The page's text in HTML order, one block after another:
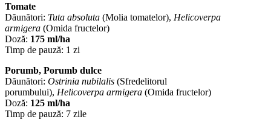
Tomate
Dăunători: Tuta absoluta (Molia tomatelor), Helicoverpa
armigera (Omida fructelor)
Doză: 175 ml/ha
Timp de pauză: 1 zi
Porumb, Porumb dulce
Dăunători: Ostrinia nubilalis (Sfredelitorul
porumbului), Helicoverpa armigera (Omida fructelor)
Doză: 125 ml/ha
Timp de pauză: 7 zile